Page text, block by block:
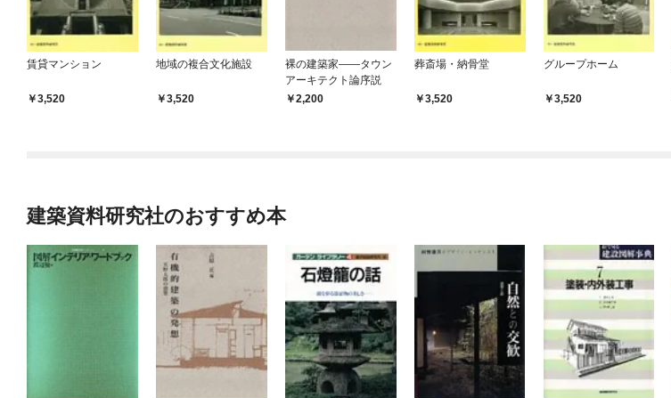
賃貸マンション
3,520
地域の複合文化施設
3,520
裸の建築家――タウン
アーキテクト論序説
2,200
葬斎場・納骨堂
3,520
グループホーム
3,520
建築資料研究社のおすすめ本